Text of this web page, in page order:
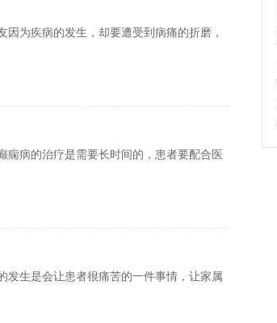
为疾病的发生，却要遭受到病痛的折磨，
痫病的治疗是需要长时间的，患者要配合医
发生是会让患者很痛苦的一件事情，让家属